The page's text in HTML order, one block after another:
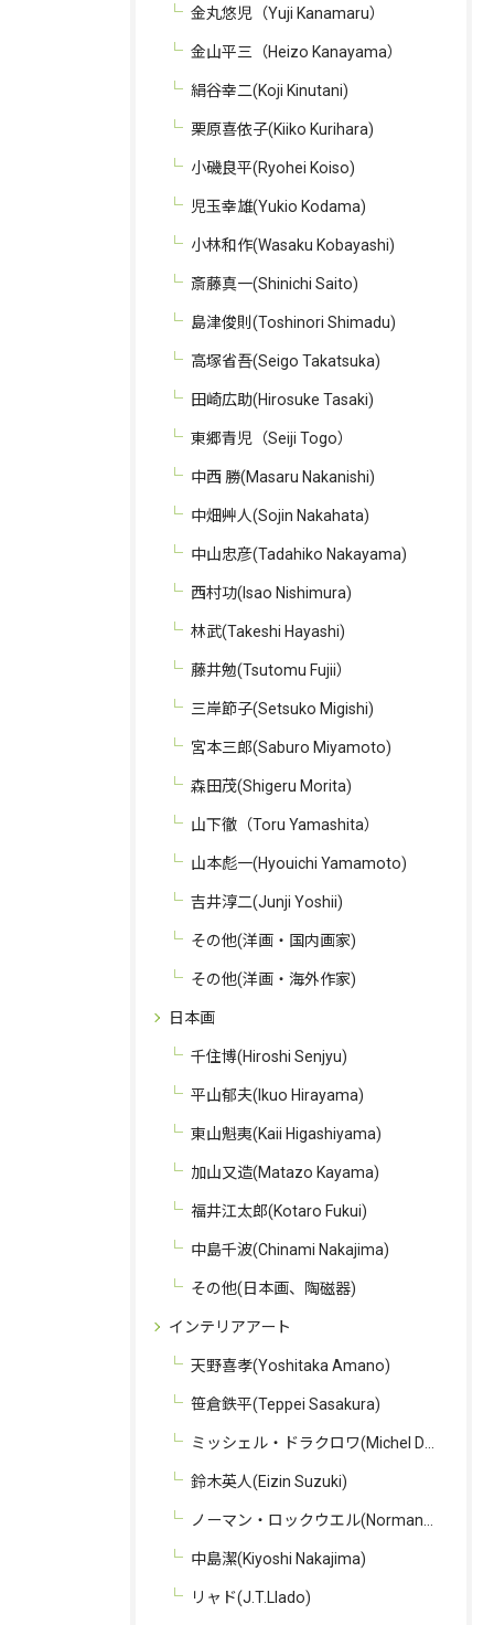
金丸悠児（Yuji Kanamaru）
金山平三（Heizo Kanayama）
絹谷幸二(Koji Kinutani)
栗原喜依子(Kiiko Kurihara)
小磯良平(Ryohei Koiso)
児玉幸雄(Yukio Kodama)
小林和作(Wasaku Kobayashi)
斎藤真一(Shinichi Saito)
島津俊則(Toshinori Shimadu)
高塚省吾(Seigo Takatsuka)
田崎広助(Hirosuke Tasaki)
東郷青児（Seiji Togo）
中西 勝(Masaru Nakanishi)
中畑艸人(Sojin Nakahata)
中山忠彦(Tadahiko Nakayama)
西村功(Isao Nishimura)
林武(Takeshi Hayashi)
藤井勉(Tsutomu Fujii）
三岸節子(Setsuko Migishi)
宮本三郎(Saburo Miyamoto)
森田茂(Shigeru Morita)
山下徹（Toru Yamashita）
山本彪一(Hyouichi Yamamoto)
吉井淳二(Junji Yoshii)
その他(洋画・国内画家)
その他(洋画・海外作家)
日本画
千住博(Hiroshi Senjyu)
平山郁夫(Ikuo Hirayama)
東山魁夷(Kaii Higashiyama)
加山又造(Matazo Kayama)
福井江太郎(Kotaro Fukui)
中島千波(Chinami Nakajima)
その他(日本画、陶磁器)
インテリアアート
天野喜孝(Yoshitaka Amano)
笹倉鉄平(Teppei Sasakura)
ミッシェル・ドラクロワ(Michel Delacroix)
鈴木英人(Eizin Suzuki)
ノーマン・ロックウエル(Norman Rockwell)
中島潔(Kiyoshi Nakajima)
リャド(J.T.Llado)
お問い合わせはこちら